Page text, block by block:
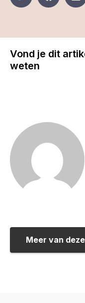
Vond je dit
weten
Meer van